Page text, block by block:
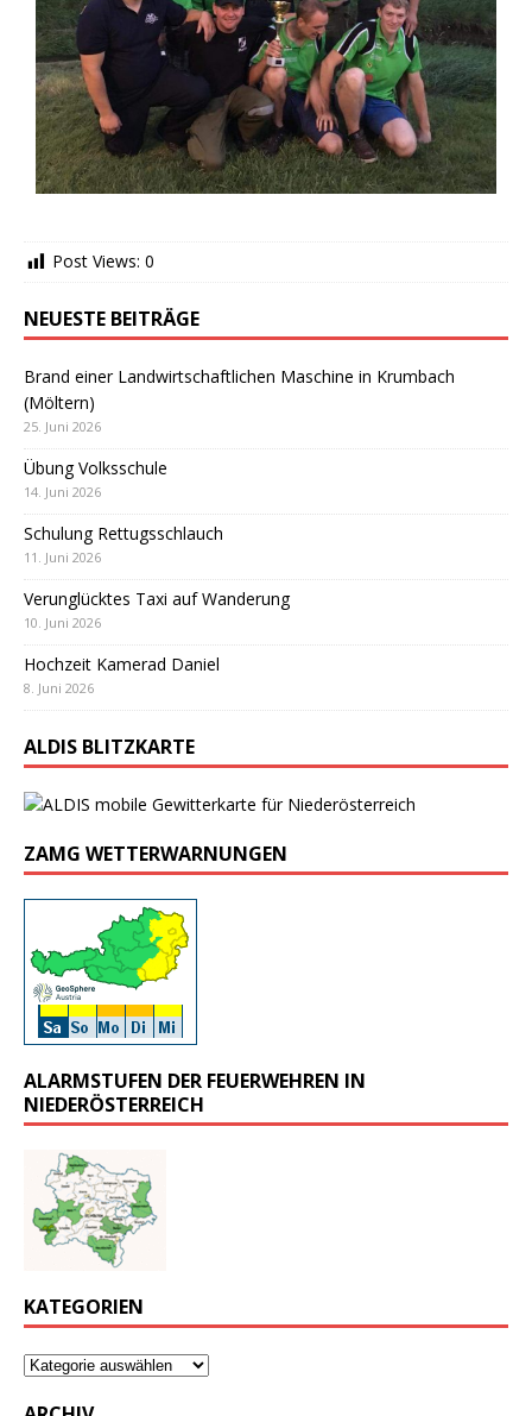
Post Views: 0
NEUESTE BEITRÄGE
Brand einer Landwirtschaftlichen Maschine in Krumbach
(Möltern)
25. Juni 2026
Übung Volksschule
14. Juni 2026
Schulung Rettugsschlauch
11. Juni 2026
Verunglücktes Taxi auf Wanderung
10. Juni 2026
Hochzeit Kamerad Daniel
8. Juni 2026
ALDIS BLITZKARTE
ZAMG WETTERWARNUNGEN
ALARMSTUFEN DER FEUERWEHREN IN
NIEDERÖSTERREICH
KATEGORIEN